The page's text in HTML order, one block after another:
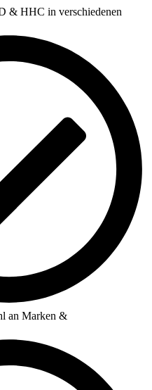
& HHC in verschiedenen
an Marken &